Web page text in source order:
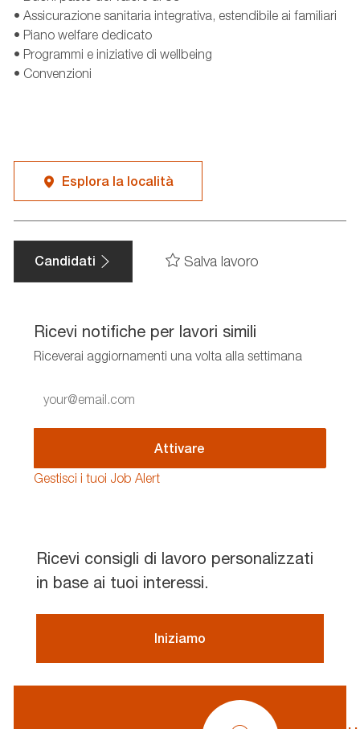
• Assicurazione sanitaria integrativa, estendibile ai familiari
• Piano welfare dedicato
• Programmi e iniziative di wellbeing
• Convenzioni
Esplora la località
Candidati Salva lavoro
Ricevi notifiche per lavori simili
Riceverai aggiornamenti una volta alla settimana
Email
address
Attivare
Gestisci i tuoi Job Alert
Ricevi consigli di lavoro personalizzati
in base ai tuoi interessi.
Iniziamo
profile